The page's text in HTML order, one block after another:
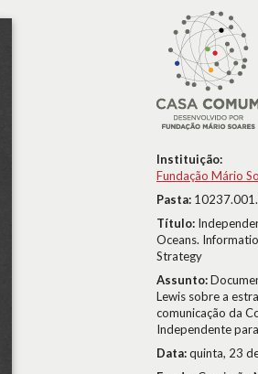
Instituição:
Fundação Mário
Pasta:
Título:
Oceans.
Strategy
Assunto:
Lewis sobre a
comunicação da
Independente
Data:quinta, 23